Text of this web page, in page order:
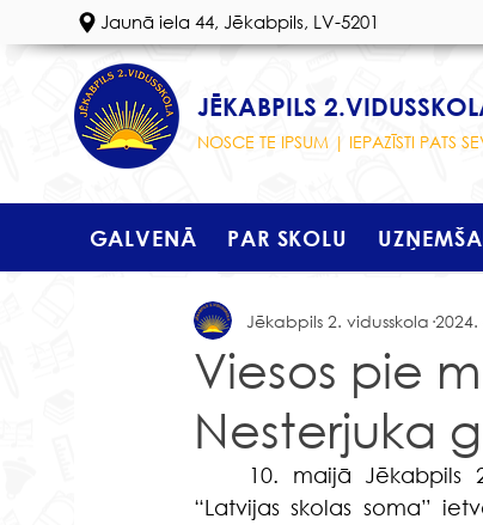
Jaunā iela 44, Jēkabpils, LV-5201
JĒKABPILS
NOSCE TE IPSUM | IEPAZĪSTI PATS
GALVENĀ PAR SKOLU
Viesos pie
Nesterjuka
Jēkabpils 2. vidusskola
“Latvijas skolas soma”